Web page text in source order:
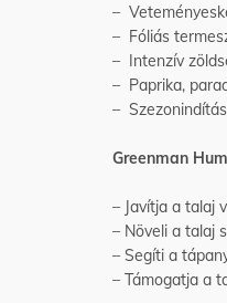
–
– Fóliás
– Intenzív
– Paprika,
–
Greenman
– Javítja a talaj
– Növeli a talaj
– Segíti a
– Támogatja a